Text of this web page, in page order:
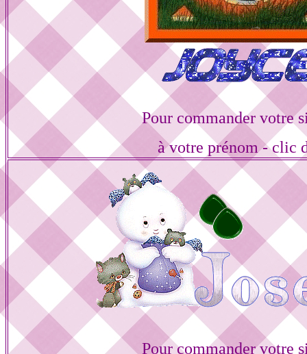
Pour commander votre
à votre prénom - clic
Pour commander votre